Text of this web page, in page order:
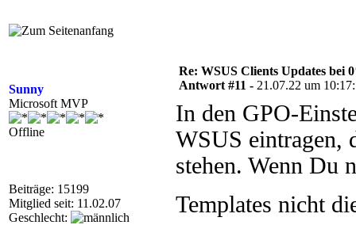
Sunny
Microsoft MVP
Offline
Beiträge: 15199
Mitglied seit: 11.02.07
Geschlecht:
Re: WSUS Clients Updates bei
Antwort #11 - 21.07.22 um
In den GPO-
WSUS eintragen,
stehen. Wenn Du
Templates nicht